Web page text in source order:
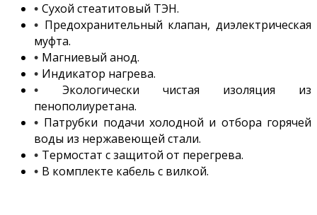
• Сухой стеатитовый ТЭН.
• Предохранительный клапан, диэлектрическая
муфта.
• Магниевый анод.
• Индикатор нагрева.
• Экологически чистая изоляция из
пенополиуретана.
• Патрубки подачи холодной и отбора горячей
воды из нержавеющей стали.
• Термостат с защитой от перегрева.
• В комплекте кабель с вилкой.